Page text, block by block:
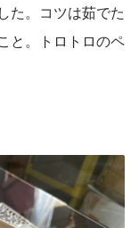
た。コツは茹でた
と。トロトロのペ